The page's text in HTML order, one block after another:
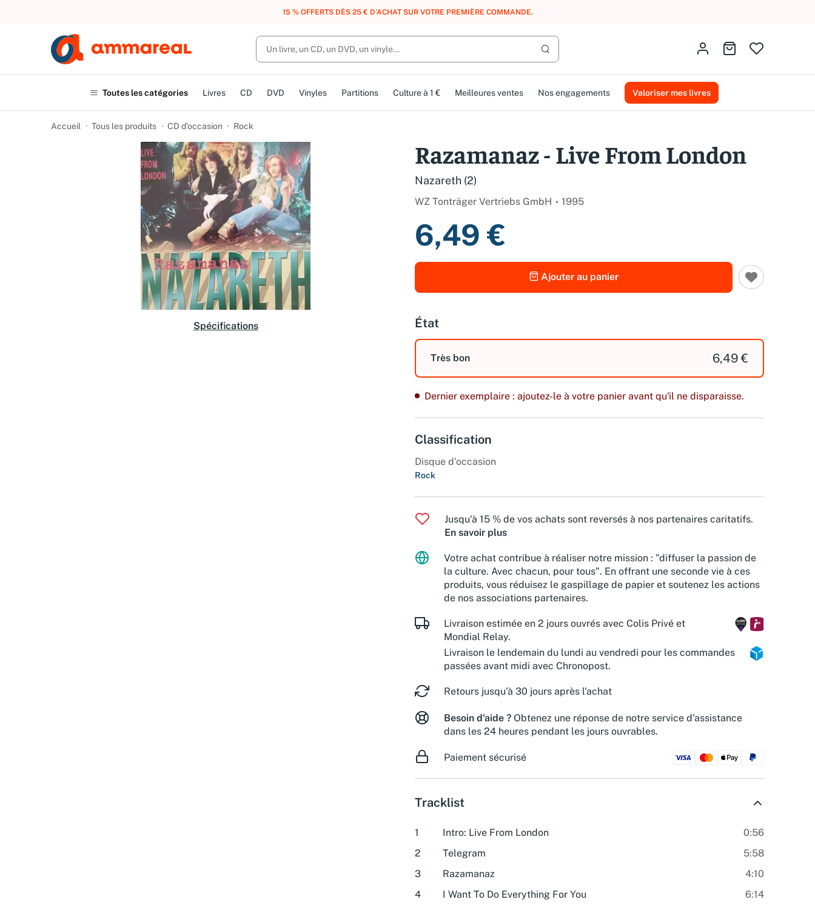
UN ACHAT, DES POINTS, DES RÉCOMPENSES :REJOIGNEZ GRATUITEMENT LE CLUB AMMAREAL.
Lancer la recherche
Identifiez-vousAller au panier
Toutes les catégories Livres CD DVD Vinyles Partitions Culture à 1 € Meilleures ventes Nos engagements Valoriser mes livres
Accueil Tous les produits CD d'occasion Rock
Spécifications
Razamanaz - Live From London
Nazareth (2)
WZ Tonträger Vertriebs GmbH 1995
6,49 €
Ajouter au panier
État
Très bon 6,49 €
Dernier exemplaire : ajoutez-le à votre panier avant qu'il ne disparaisse.
Classification
Disque d'occasion
Rock
Jusqu'à 15 % de vos achats sont reversés à nos partenaires caritatifs.
En savoir plus
Votre achat contribue à réaliser notre mission : "diffuser la passion de
la culture. Avec chacun, pour tous". En offrant une seconde vie à ces
produits, vous réduisez le gaspillage de papier et soutenez les actions
de nos associations partenaires.
Livraison estimée en 2 jours ouvrés avec Colis Privé et
Mondial Relay.
Livraison le lendemain du lundi au vendredi pour les commandes
passées avant midi avec Chronopost.
Retours jusqu'à 30 jours après l'achat
Besoin d'aide ? Obtenez une réponse de notre service d'assistance
dans les 24 heures pendant les jours ouvrables.
Paiement sécurisé
Tracklist
1 Intro: Live From London
0:56
2
Telegram
5:58
3
Razamanaz
4:10
4
I Want To Do Everything For You
6:14